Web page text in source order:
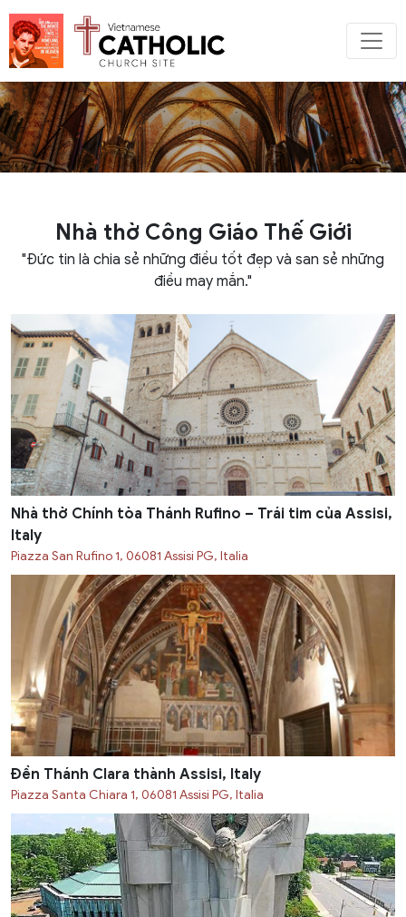
Nhà thờ Công Giáo Thế Giới
"Đức tin là chia sẻ những điều tốt đẹp và san sẻ những
điều may mắn."
Nhà thờ Chính tòa Thánh Rufino – Trái tim của Assisi,
Italy
Piazza San Rufino 1, 06081 Assisi PG, Italia
Đền Thánh Clara thành Assisi, Italy
Piazza Santa Chiara 1, 06081 Assisi PG, Italia